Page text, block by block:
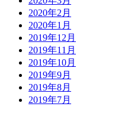
2020年2月
2020年1月
2019年12月
2019年11月
2019年10月
2019年9月
2019年8月
2019年7月